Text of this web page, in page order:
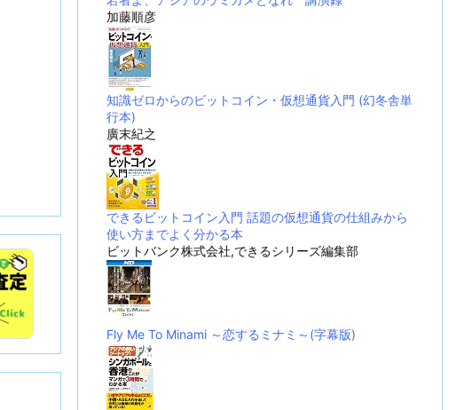
加藤順彦
知識ゼロからのビットコイン・仮想通貨入門 (幻冬舎単
行本)
廣末紀之
できるビットコイン入門 話題の仮想通貨の仕組みから
使い方までよく分かる本
ビットバンク株式会社,できるシリーズ編集部
Fly Me To Minami ～恋するミナミ～(字幕版)